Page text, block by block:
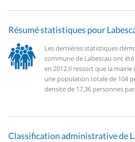
Résumé statistiques pour
Les dernières statistiques
commune de Labescau ont
en 2012.Il ressort que la mairie
une population totale de 104
densite de 17,36 personnes
Classification administrative de